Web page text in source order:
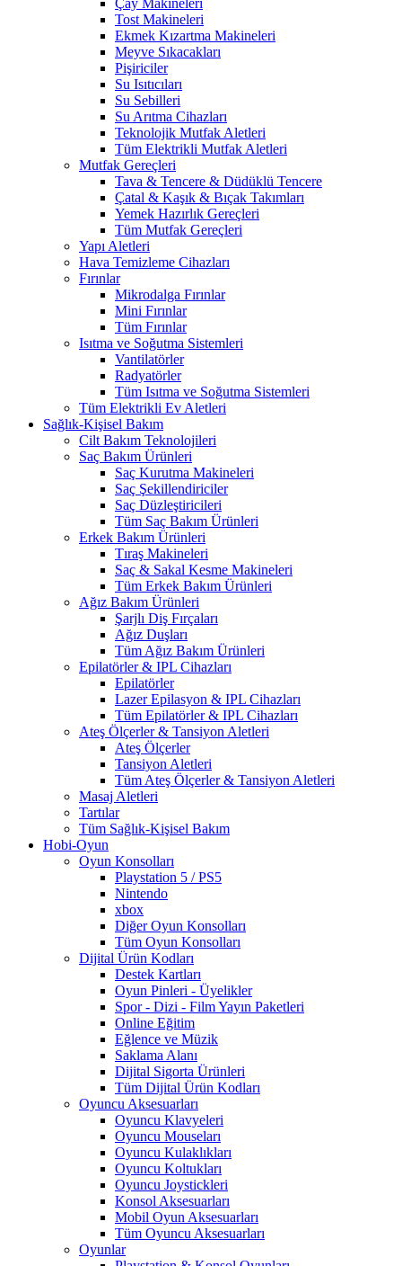
Çay Makineleri
Tost Makineleri
Ekmek Kızartma Makineleri
Meyve Sıkacakları
Pişiriciler
Su Isıtıcıları
Su Sebilleri
Su Arıtma Cihazları
Teknolojik Mutfak Aletleri
Tüm Elektrikli Mutfak Aletleri
Mutfak Gereçleri
Tava & Tencere & Düdüklü Tencere
Çatal & Kaşık & Bıçak Takımları
Yemek Hazırlık Gereçleri
Tüm Mutfak Gereçleri
Yapı Aletleri
Hava Temizleme Cihazları
Fırınlar
Mikrodalga Fırınlar
Mini Fırınlar
Tüm Fırınlar
Isıtma ve Soğutma Sistemleri
Vantilatörler
Radyatörler
Tüm Isıtma ve Soğutma Sistemleri
Tüm Elektrikli Ev Aletleri
Sağlık-Kişisel Bakım
Cilt Bakım Teknolojileri
Saç Bakım Ürünleri
Saç Kurutma Makineleri
Saç Şekillendiriciler
Saç Düzleştiricileri
Tüm Saç Bakım Ürünleri
Erkek Bakım Ürünleri
Tıraş Makineleri
Saç & Sakal Kesme Makineleri
Tüm Erkek Bakım Ürünleri
Ağız Bakım Ürünleri
Şarjlı Diş Fırçaları
Ağız Duşları
Tüm Ağız Bakım Ürünleri
Epilatörler & IPL Cihazları
Epilatörler
Lazer Epilasyon & IPL Cihazları
Tüm Epilatörler & IPL Cihazları
Ateş Ölçerler & Tansiyon Aletleri
Ateş Ölçerler
Tansiyon Aletleri
Tüm Ateş Ölçerler & Tansiyon Aletleri
Masaj Aletleri
Tartılar
Tüm Sağlık-Kişisel Bakım
Hobi-Oyun
Oyun Konsolları
Playstation 5 / PS5
Nintendo
xbox
Diğer Oyun Konsolları
Tüm Oyun Konsolları
Dijital Ürün Kodları
Destek Kartları
Oyun Pinleri - Üyelikler
Spor - Dizi - Film Yayın Paketleri
Online Eğitim
Eğlence ve Müzik
Saklama Alanı
Dijital Sigorta Ürünleri
Tüm Dijital Ürün Kodları
Oyuncu Aksesuarları
Oyuncu Klavyeleri
Oyuncu Mouseları
Oyuncu Kulaklıkları
Oyuncu Koltukları
Oyuncu Joystickleri
Konsol Aksesuarları
Mobil Oyun Aksesuarları
Tüm Oyuncu Aksesuarları
Oyunlar